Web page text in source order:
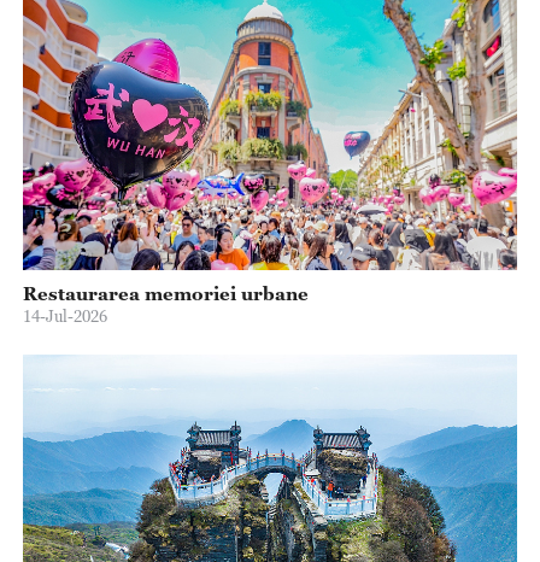
Restaurarea memoriei urbane
14-Jul-2026